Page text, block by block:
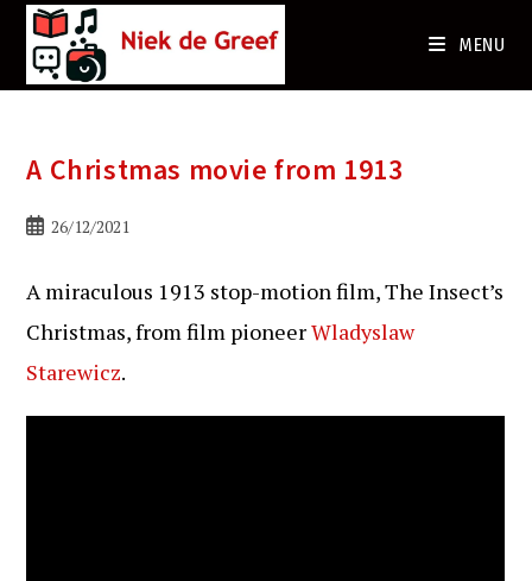
MENU
A Christmas movie from 1913
Bericht26/12/2021
A miraculous 1913 stop-motion film, The Insect’s
Christmas, from film pioneerWladyslaw
Starewicz.